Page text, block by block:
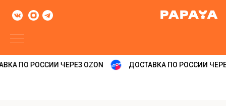
ПО РОССИИ ЧЕРЕЗ OZON ДОСТАВКА ПО РОССИИ